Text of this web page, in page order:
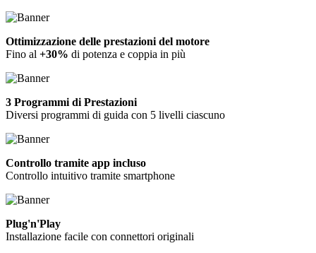
Ottimizzazione delle prestazioni del motore
Fino al +30% di potenza e coppia in più
3 Programmi di Prestazioni
Diversi programmi di guida con 5 livelli ciascuno
Controllo tramite app incluso
Controllo intuitivo tramite smartphone
Plug'n'Play
Installazione facile con connettori originali